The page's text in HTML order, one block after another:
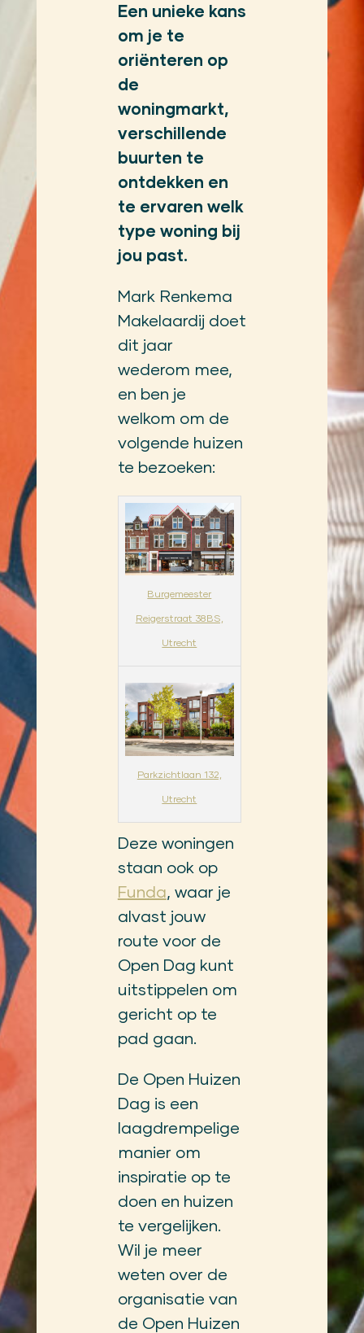
Een unieke kans
om je te
oriënteren op
de
woningmarkt,
verschillende
buurten te
ontdekken en
te ervaren welk
type woning bij
jou past.
Mark Renkema
Makelaardij doet
dit jaar
wederom mee,
en ben je
welkom om de
volgende huizen
te bezoeken:
Burgemeester
Reigerstraat 38BS,
Utrecht
Parkzichtlaan 132,
Utrecht
Deze woningen
staan ook op
Funda, waar je
alvast jouw
route voor de
Open Dag kunt
uitstippelen om
gericht op te
pad gaan.
De Open Huizen
Dag is een
laagdrempelige
manier om
inspiratie op te
doen en huizen
te vergelijken.
Wil je meer
weten over de
organisatie van
de Open Huizen